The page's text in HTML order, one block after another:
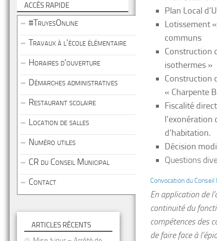
Plan Local
Lotissement
communs
Construction
isothermes »
Construction
« Charpente
Fiscalité
l’exonération
d’habitation.
Décision
Questions
Convocation du
En application de
continuité du
compétences des
de faire face à
ACCÈS RAPIDE
#TruyesOnline
Travaux à l’école élémentaire
Horaires d’ouverture
Démarches administratives
Restaurant scolaire
Location de salles
Numéro utiles
CR du Conseil Municipal
Contact
ARTICLES RÉCENTS